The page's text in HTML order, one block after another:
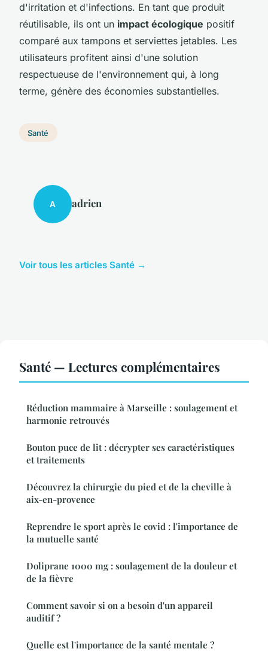
d'irritation et d'infections. En tant que produit
réutilisable, ils ont un impact écologique positif
comparé aux tampons et serviettes jetables. Les
utilisateurs profitent ainsi d'une solution
respectueuse de l'environnement qui, à long
terme, génère des économies substantielles.
Santé
A adrien
Voir tous les articles Santé →
Santé — Lectures complémentaires
Réduction mammaire à Marseille : soulagement et
harmonie retrouvés
Bouton puce de lit : décrypter ses caractéristiques
et traitements
Découvrez la chirurgie du pied et de la cheville à
aix-en-provence
Reprendre le sport après le covid : l'importance de
la mutuelle santé
Doliprane 1000 mg : soulagement de la douleur et
de la fièvre
Comment savoir si on a besoin d'un appareil
auditif ?
Quelle est l'importance de la santé mentale ?